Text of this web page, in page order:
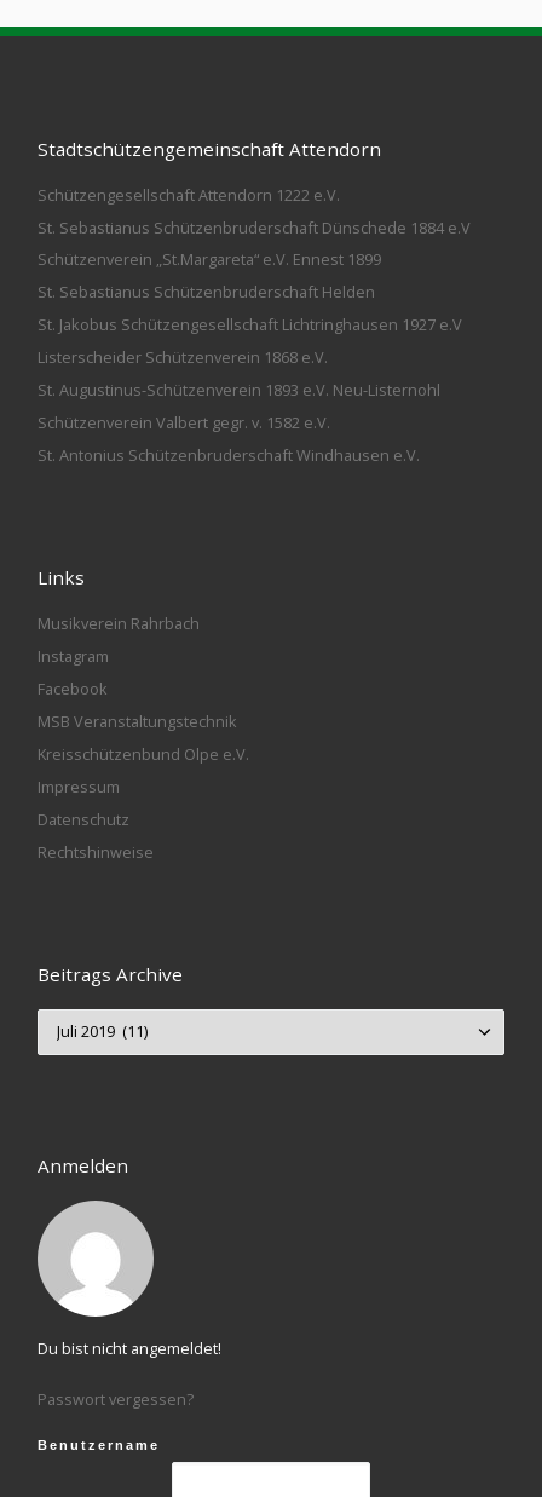
Stadtschützengemeinschaft Attendorn
Schützengesellschaft Attendorn 1222 e.V.
St. Sebastianus Schützenbruderschaft Dünschede 1884 e.V
Schützenverein „St.Margareta“ e.V. Ennest 1899
St. Sebastianus Schützenbruderschaft Helden
St. Jakobus Schützengesellschaft Lichtringhausen 1927 e.V
Listerscheider Schützenverein 1868 e.V.
St. Augustinus-Schützenverein 1893 e.V. Neu-Listernohl
Schützenverein Valbert gegr. v. 1582 e.V.
St. Antonius Schützenbruderschaft Windhausen e.V.
Links
Musikverein Rahrbach
Instagram
Facebook
MSB Veranstaltungstechnik
Kreisschützenbund Olpe e.V.
Impressum
Datenschutz
Rechtshinweise
Beitrags Archive
Anmelden
Du bist nicht angemeldet!
Passwort vergessen?
Benutzername